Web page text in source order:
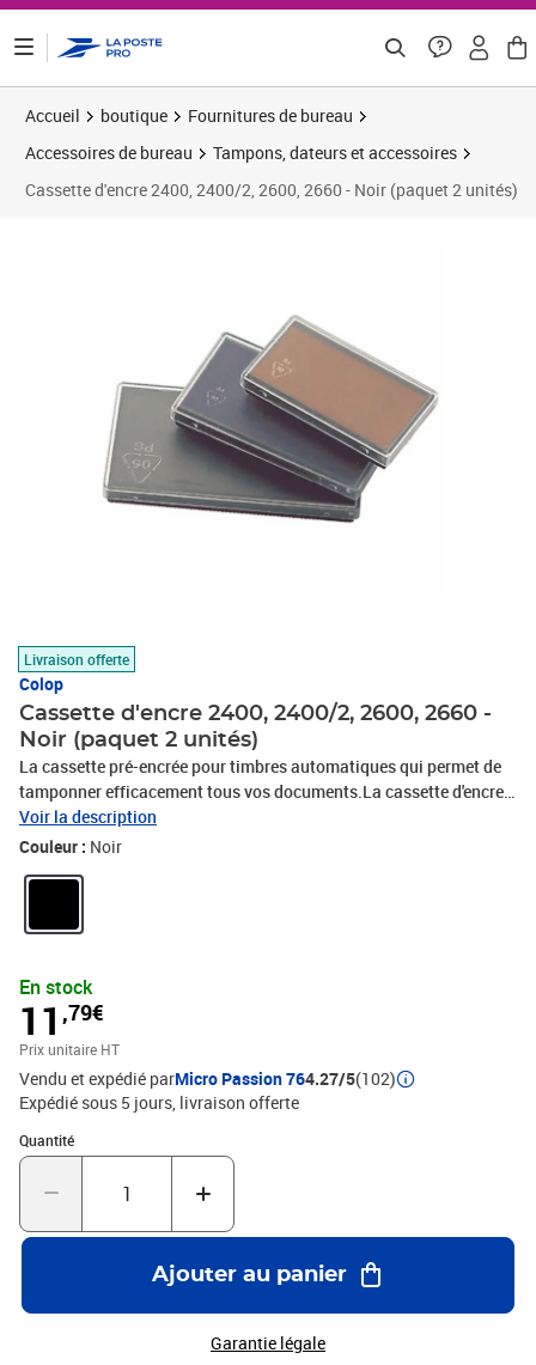
Accueil boutique
Fournitures de bureau
Accessoires de bureau
Tampons, dateurs et accessoires
Cassette d'encre 2400, 2400/2, 2600, 2660 - Noir (paquet 2 unités)
Livraison offerte
Colop
Cassette d'encre 2400, 2400/2, 2600, 2660 -
Noir (paquet 2 unités)
La cassette pré-encrée pour timbres automatiques qui permet de
tamponner efficacement tous vos documents.La cassette d'encre
noire pour timbre automatique de la marque Colop convient aux
tampons Printer Colop. Spécialement conçue pour ne pas s'écouler
tiroir pour une utilisation simple et efficace.Se retire et se replace
d'encrage : permanentCompatible avec le Printer Colop 2400,
2400/2, 2600, 2660
Voir la description
Couleur : Noir
En stock
11 ,79€
Prix unitaire HT
Vendu et expédié parMicro Passion 764.27/5(102)
Expédié sous 5 jours livraison offerte
Quantité
Quantité : 1
Ajouter au panier
Garantie légale